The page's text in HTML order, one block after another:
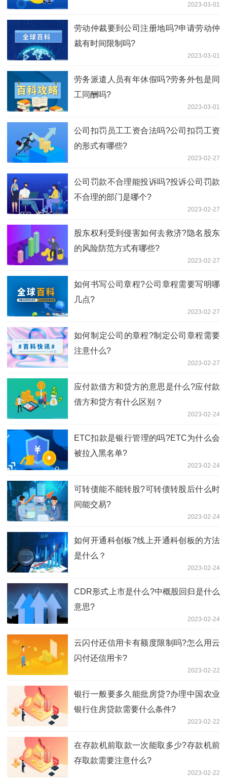
2023-03-01
劳动仲裁要到公司注册地吗?申请劳动仲
裁有时间限制吗?
2023-03-01
劳务派遣人员有年休假吗?劳务外包是同
工同酬吗?
2023-03-01
公司扣罚员工工资合法吗?公司扣罚工资
的形式有哪些?
2023-02-27
公司罚款不合理能投诉吗?投诉公司罚款
不合理的部门是哪个?
2023-02-27
股东权利受到侵害如何去救济?隐名股东
的风险防范方式有哪些?
2023-02-27
如何书写公司章程?公司章程需要写明哪
几点?
2023-02-27
如何​制定公司的章程?制定公司章程需要
注意什么?
2023-02-27
应付款借方和贷方的意思是什么?应付款
借方和贷方有什么区别？
2023-02-24
ETC扣款是银行管理的吗?ETC为什么会
被拉入黑名单?
2023-02-24
可转债能不能转股?可转债转股后什么时
间能交易?
2023-02-24
如何开通科创板?线上开通科创板的方法
是什么？
2023-02-24
CDR形式上市是什么?中概股回归是什么
意思?
2023-02-24
云闪付还信用卡有额度限制吗?怎么用云
闪付还信用卡?
2023-02-22
银行一般要多久能批房贷?办理中国农业
银行住房贷款需要什么条件?
2023-02-22
在​存款机前取款一次能取多少?存款机前
存取款需要注意什么?
2023-02-22